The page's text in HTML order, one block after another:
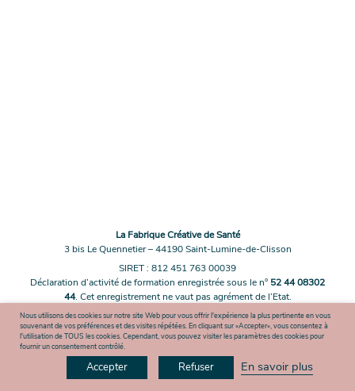
La Fabrique Créative de Santé
3 bis Le Quennetier – 44190 Saint-Lumine-de-Clisson
SIRET : 812 451 763 00039
Déclaration d’activité de formation enregistrée sous le n° 52 44 08302
44. Cet enregistrement ne vaut pas agrément de l’Etat.
Mentions légales
Copyright © 2026 La Fabrique Créative de Santé – Tous droits réservés –
Réalisé par Digisanté
Nous utilisons des cookies sur notre site Web pour vous offrir l'expérience la plus pertinente en vous
souvenant de vos préférences et des visites répétées. En cliquant sur «Accepter», vous consentez à
l'utilisation de TOUS les cookies. Cependant, vous pouvez visiter les paramètres des cookies pour
fournir un consentement contrôlé.
Accepter Refuser En savoir plus